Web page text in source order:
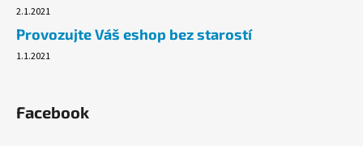
2.1.2021
Provozujte Váš eshop bez starostí
1.1.2021
Facebook